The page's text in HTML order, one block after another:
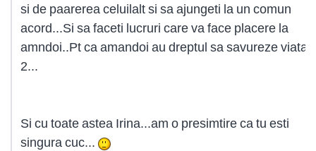
si de paarerea celuilalt si sa ajungeti la un comun
acord...Si sa faceti lucruri care va face placere la
amndoi..Pt ca amandoi au dreptul sa savureze viata
2...
Si cu toate astea Irina...am o presimtire ca tu esti
singura cuc...